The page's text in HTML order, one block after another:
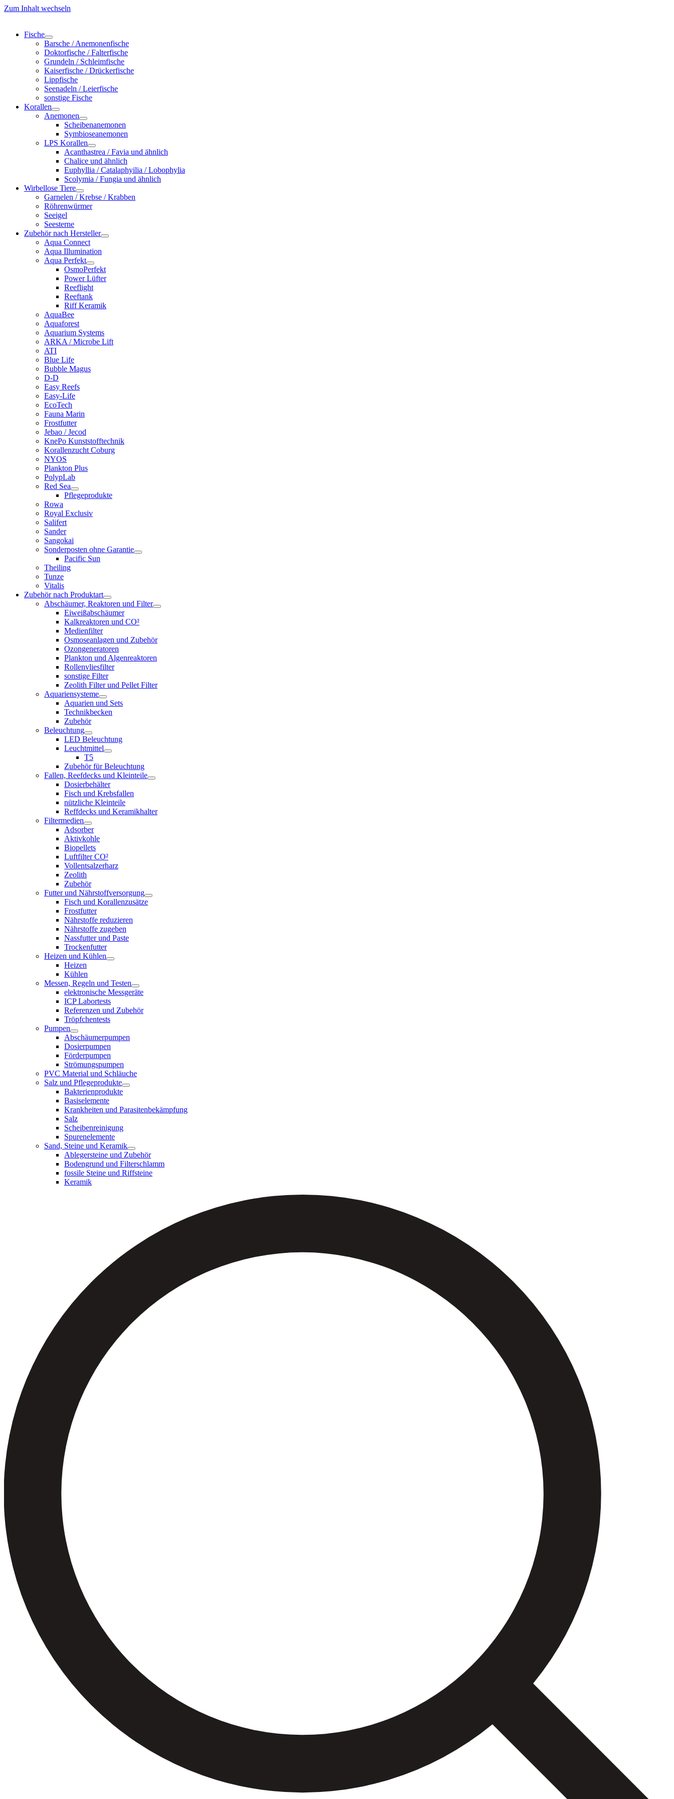
Zum Inhalt wechseln
Fische
Barsche / Anemonenfische
Doktorfische / Falterfische
Grundeln / Schleimfische
Kaiserfische / Drückerfische
Lippfische
Seenadeln / Leierfische
sonstige Fische
Korallen
Anemonen
Scheibenanemonen
Symbioseanemonen
LPS Korallen
Acanthastrea / Favia und ähnlich
Chalice und ähnlich
Euphyllia / Catalaphyilia / Lobophylia
Scolymia / Fungia und ähnlich
Wirbellose Tiere
Garnelen / Krebse / Krabben
Röhrenwürmer
Seeigel
Seesterne
Zubehör nach Hersteller
Aqua Connect
Aqua Illumination
Aqua Perfekt
OsmoPerfekt
Power Lüfter
Reeflight
Reeftank
Riff Keramik
AquaBee
Aquaforest
Aquarium Systems
ARKA / Microbe Lift
ATI
Blue Life
Bubble Magus
D-D
Easy Reefs
Easy-Life
EcoTech
Fauna Marin
Frostfutter
Jebao / Jecod
KnePo Kunststofftechnik
Korallenzucht Coburg
NYOS
Plankton Plus
PolypLab
Red Sea
Pflegeprodukte
Rowa
Royal Exclusiv
Salifert
Sander
Sangokai
Sonderposten ohne Garantie
Pacific Sun
Theiling
Tunze
Vitalis
Zubehör nach Produktart
Abschäumer, Reaktoren und Filter
Eiweißabschäumer
Kalkreaktoren und CO²
Medienfilter
Osmoseanlagen und Zubehör
Ozongeneratoren
Plankton und Algenreaktoren
Rollenvliesfilter
sonstige Filter
Zeolith Filter und Pellet Filter
Aquariensysteme
Aquarien und Sets
Technikbecken
Zubehör
Beleuchtung
LED Beleuchtung
Leuchtmittel
T5
Zubehör für Beleuchtung
Fallen, Reefdecks und Kleinteile
Dosierbehälter
Fisch und Krebsfallen
nützliche Kleinteile
Reffdecks und Keramikhalter
Filtermedien
Adsorber
Aktivkohle
Biopellets
Luftfilter CO²
Vollentsalzerharz
Zeolith
Zubehör
Futter und Nährstoffversorgung
Fisch und Korallenzusätze
Frostfutter
Nährstoffe reduzieren
Nährstoffe zugeben
Nassfutter und Paste
Trockenfutter
Heizen und Kühlen
Heizen
Kühlen
Messen, Regeln und Testen
elektronische Messgeräte
ICP Labortests
Referenzen und Zubehör
Tröpfchentests
Pumpen
Abschäumerpumpen
Dosierpumpen
Förderpumpen
Strömungspumpen
PVC Material und Schläuche
Salz und Pflegeprodukte
Bakterienprodukte
Basiselemente
Krankheiten und Parasitenbekämpfung
Salz
Scheibenreinigung
Spurenelemente
Sand, Steine und Keramik
Ablegersteine und Zubehör
Bodengrund und Filterschlamm
fossile Steine und Riffsteine
Keramik